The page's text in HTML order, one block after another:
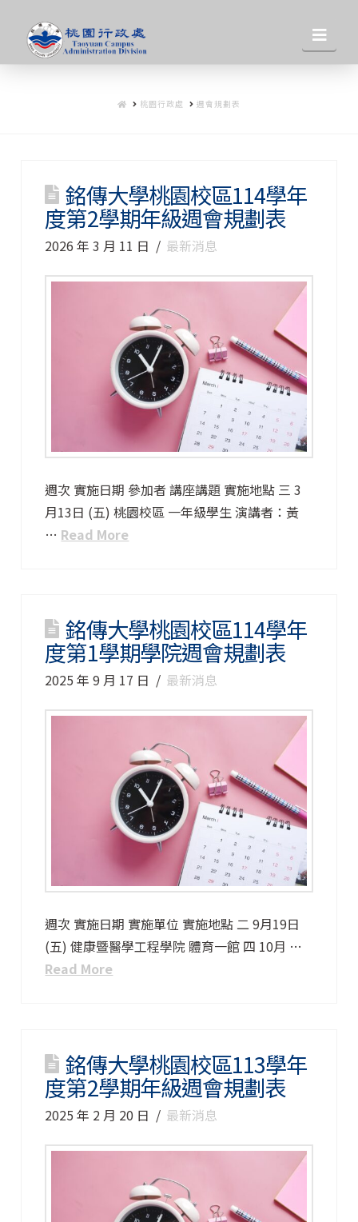
桃
園
政
處
HOME桃園行政處 週會規劃表
銘傳大學桃園校區114學年
度第2學期年級週會規劃表
2026 年 3 月 11 日 最新消息
週次 實施日期 參加者 講座講題 實施地點 三 3
月13日 (五) 桃園校區 一年級學生 演講者：黃
… Read More
銘傳大學桃園校區114學年
度第1學期學院週會規劃表
2025 年 9 月 17 日 最新消息
週次 實施日期 實施單位 實施地點 二 9月19日
(五) 健康暨醫學工程學院 體育一館 四 10月 …
Read More
銘傳大學桃園校區113學年
度第2學期年級週會規劃表
2025 年 2 月 20 日 最新消息